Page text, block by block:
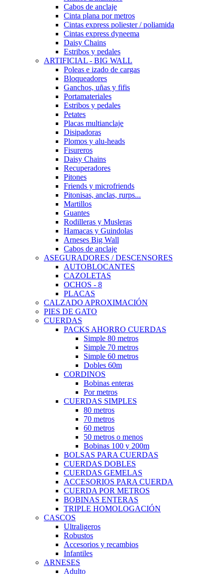
Cabos de anclaje
Cinta plana por metros
Cintas express poliester / poliamida
Cintas express dyneema
Daisy Chains
Estribos y pedales
ARTIFICIAL - BIG WALL
Poleas e izado de cargas
Bloqueadores
Ganchos, uñas y fifis
Portamateriales
Estribos y pedales
Petates
Placas multianclaje
Disipadoras
Plomos y alu-heads
Fisureros
Daisy Chains
Recuperadores
Pitones
Friends y microfriends
Pitonisas, anclas, rurps...
Martillos
Guantes
Rodilleras y Musleras
Hamacas y Guindolas
Arneses Big Wall
Cabos de anclaje
ASEGURADORES / DESCENSORES
AUTOBLOCANTES
CAZOLETAS
OCHOS - 8
PLACAS
CALZADO APROXIMACIÓN
PIES DE GATO
CUERDAS
PACKS AHORRO CUERDAS
Simple 80 metros
Simple 70 metros
Simple 60 metros
Dobles 60m
CORDINOS
Bobinas enteras
Por metros
CUERDAS SIMPLES
80 metros
70 metros
60 metros
50 metros o menos
Bobinas 100 y 200m
BOLSAS PARA CUERDAS
CUERDAS DOBLES
CUERDAS GEMELAS
ACCESORIOS PARA CUERDA
CUERDA POR METROS
BOBINAS ENTERAS
TRIPLE HOMOLOGACIÓN
CASCOS
Ultraligeros
Robustos
Accesorios y recambios
Infantiles
ARNESES
Adulto